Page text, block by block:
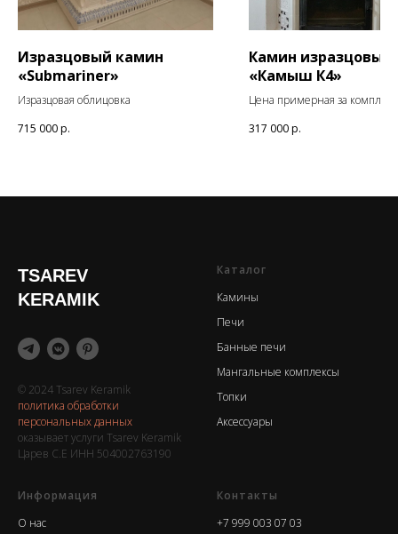
Изразцовый камин
«Submariner»
Изразцовая облицовка
715 000р.
Камин изразцовый
«Камыш К4»
Цена примерная за комплект
317 000р.
TSAREV
KERAMIK
© 2024 Tsarev Keramik
политика обработки
персональных данных
оказывает услуги Tsarev Keramik
Царев С.Е ИНН 504002763190
Каталог
Камины
Печи
Банные печи
Мангальные комплексы
Топки
Аксессуары
Информация
О нас
Контакты
+7 999 003 07 03